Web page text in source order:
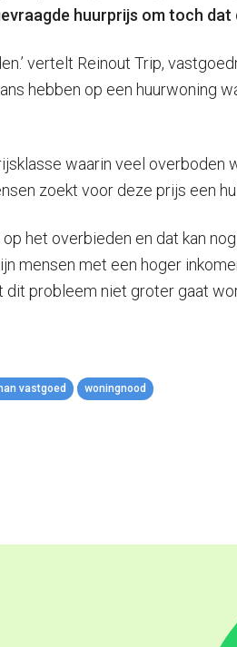
huurprijs om toch
vertelt Reinout Trip,
hebben op een huurwoning
waarin veel overboden
zoekt voor deze prijs een
het overbieden en dat kan
mensen met een hoger
probleem niet groter gaat
vastgoed woningnood